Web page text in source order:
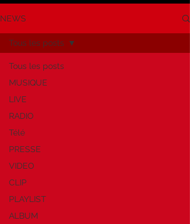
NEWS
Tous les posts
MUSIQUE
LIVE
RADIO
Télé
PRESSE
VIDEO
CLIP
PLAYLIST
ALBUM
Tous les posts